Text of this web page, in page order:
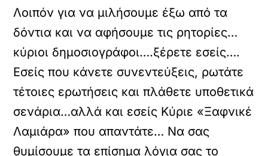
Λοιπόν για να μιλήσουμε έξω από τα
δόντια και να αφήσουμε τις ρητορίες…
κύριοι δημοσιογράφοι….ξέρετε εσείς….
Εσείς που κάνετε συνεντεύξεις, ρωτάτε
τέτοιες ερωτήσεις και πλάθετε υποθετικά
σενάρια…αλλά και εσείς Κύριε «Ξαφνικέ
Λαμιάρα» που απαντάτε… Να σας
θυμίσουμε τα επίσημα λόγια σας το